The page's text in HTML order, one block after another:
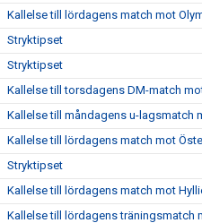
Kallelse till lördagens match mot
Stryktipset
Stryktipset
Kallelse till torsdagens DM-match
Kallelse till måndagens u-lagsmatch
Kallelse till lördagens match mot
Stryktipset
Kallelse till lördagens match mot
Kallelse till lördagens träningsmatch